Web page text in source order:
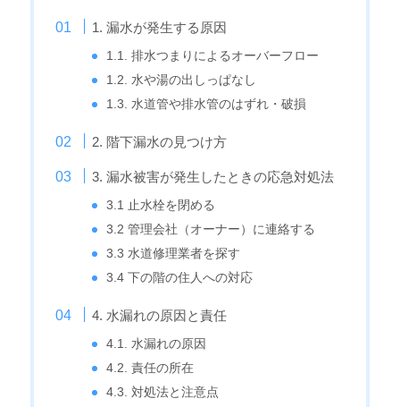
1. 漏水が発生する原因
1.1. 排水つまりによるオーバーフロー
1.2. 水や湯の出しっぱなし
1.3. 水道管や排水管のはずれ・破損
2. 階下漏水の見つけ方
3. 漏水被害が発生したときの応急対処法
3.1 止水栓を閉める
3.2 管理会社（オーナー）に連絡する
3.3 水道修理業者を探す
3.4 下の階の住人への対応
4. 水漏れの原因と責任
4.1. 水漏れの原因
4.2. 責任の所在
4.3. 対処法と注意点